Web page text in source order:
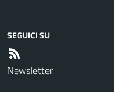
SEGUICI SU
Newsletter